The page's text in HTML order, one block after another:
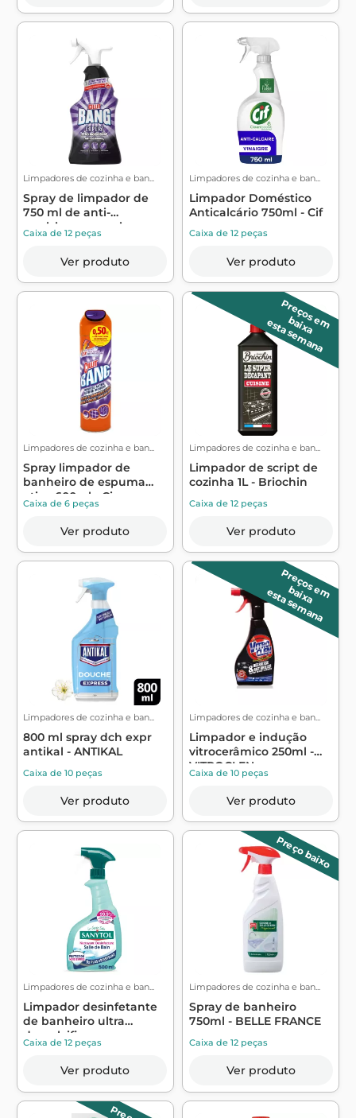
Limpadores de cozinha e ban...
Spray de limpador de
750 ml de anti-
quoisissur especi...
Caixa de 12 peças
Ver produto
Limpadores de cozinha e ban...
Limpador Doméstico
Anticalcário 750ml - Cif
Caixa de 12 peças
Ver produto
Limpadores de cozinha e ban...
Spray limpador de
banheiro de espuma
ativa 600ml - Ci...
Caixa de 6 peças
Ver produto
P
r
e
ç
o
s
e
m
b
a
ix
a
esta semana
Limpadores de cozinha e ban...
Limpador de script de
cozinha 1L - Briochin
Caixa de 12 peças
Ver produto
Limpadores de cozinha e ban...
800 ml spray dch expr
antikal - ANTIKAL
Caixa de 10 peças
Ver produto
P
r
e
ç
o
s
e
m
b
a
ix
a
esta semana
Limpadores de cozinha e ban...
Limpador e indução
vitrocerâmico 250ml -
VITROCLEN
Caixa de 10 peças
Ver produto
Limpadores de cozinha e ban...
Limpador desinfetante
de banheiro ultra
descalcifican...
Caixa de 12 peças
Ver produto
Preço baixo
Limpadores de cozinha e ban...
Spray de banheiro
750ml - BELLE FRANCE
Caixa de 12 peças
Ver produto